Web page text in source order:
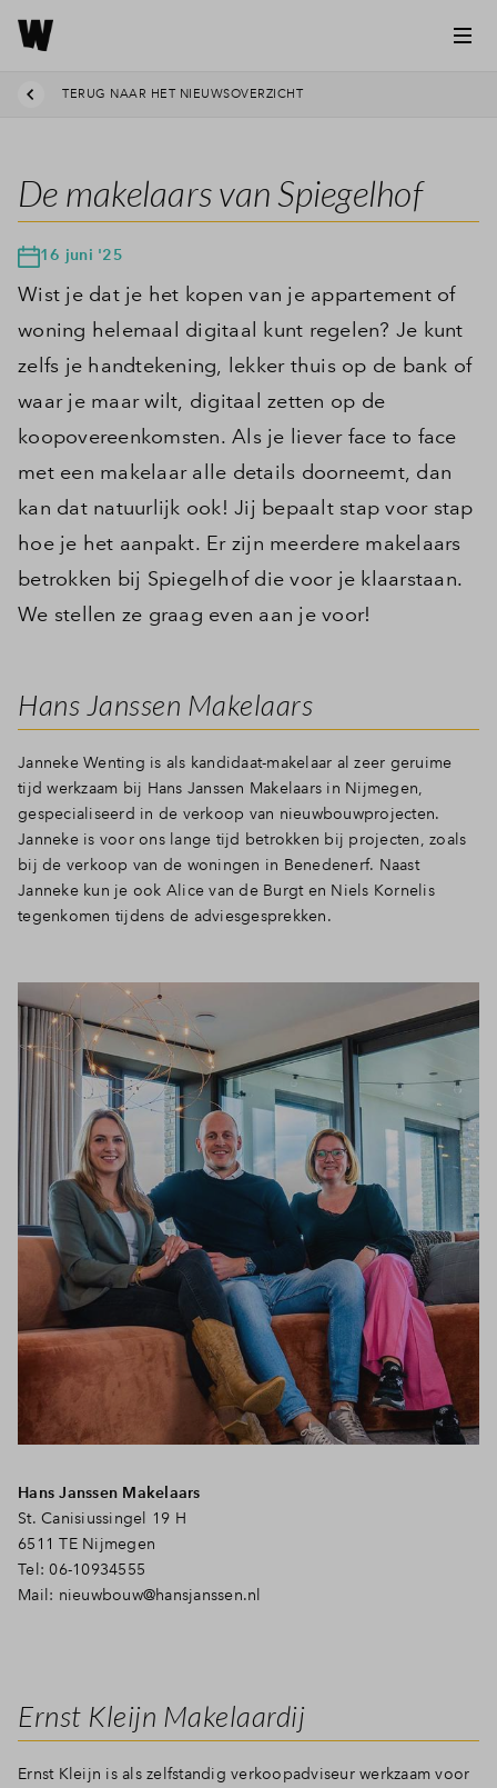
Inloggen
TERUG NAAR HET NIEUWSOVERZICHT
De makelaars van Spiegelhof
16 juni '25
Wist je dat je het kopen van je appartement of
woning helemaal digitaal kunt regelen? Je kunt
zelfs je handtekening, lekker thuis op de bank of
waar je maar wilt, digitaal zetten op de
koopovereenkomsten. Als je liever face to face
met een makelaar alle details doorneemt, dan
kan dat natuurlijk ook! Jij bepaalt stap voor stap
hoe je het aanpakt. Er zijn meerdere makelaars
betrokken bij Spiegelhof die voor je klaarstaan.
We stellen ze graag even aan je voor!
Hans Janssen Makelaars
Janneke Wenting is als kandidaat-makelaar al zeer geruime
tijd werkzaam bij Hans Janssen Makelaars in Nijmegen,
gespecialiseerd in de verkoop van nieuwbouwprojecten.
Janneke is voor ons lange tijd betrokken bij projecten, zoals
bij de verkoop van de woningen in Benedenerf. Naast
Janneke kun je ook Alice van de Burgt en Niels Kornelis
tegenkomen tijdens de adviesgesprekken.
Hans Janssen Makelaars
St. Canisiussingel 19 H
6511 TE Nijmegen
Tel: 06-10934555
Mail: nieuwbouw@hansjanssen.nl
Ernst Kleijn Makelaardij
Ernst Kleijn is als zelfstandig verkoopadviseur werkzaam voor